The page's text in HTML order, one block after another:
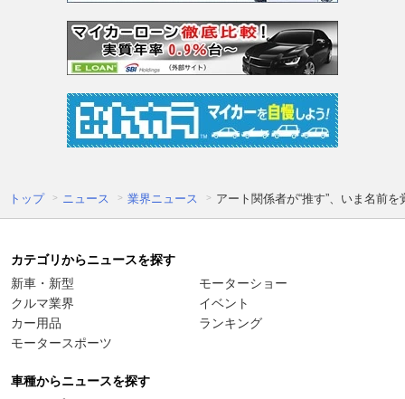
トップ ニュース 業界ニュース アート関係者が“推す”、いま名前
カテゴリからニュースを探す
新車・新型
クルマ業界
カー用品
モータースポーツ
モーターショー
イベント
ランキング
車種からニュースを探す